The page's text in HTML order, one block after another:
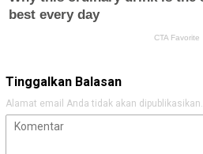
Tinggalkan Balasan
Alamat email Anda tidak akan dipublikasikan.